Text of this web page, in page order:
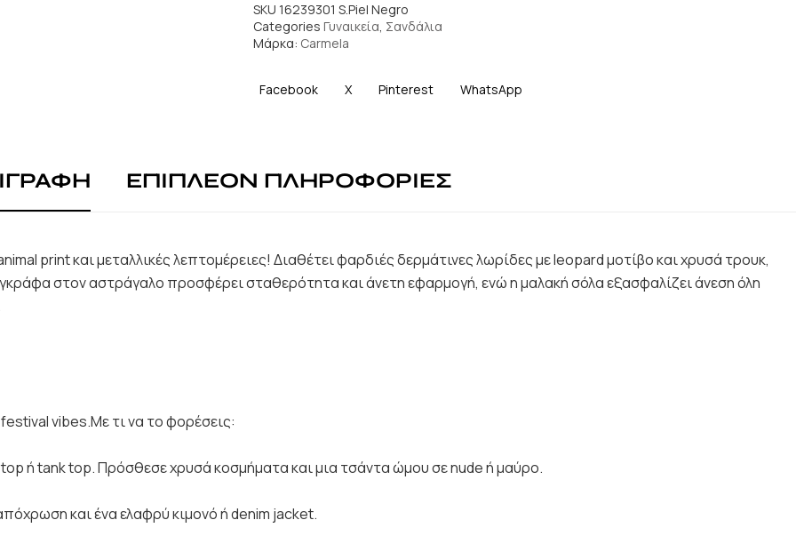
SKU 16239301 S.Piel Negro
Categories Γυναικεία, Σανδάλια
Μάρκα: Carmela
Facebook X Pinterest WhatsApp
ΕΠΙΠΛΕΟΝ ΠΛΗΡΟΦΟΡΙΕΣ
print και μεταλλικές λεπτομέρειες! Διαθέτει φαρδιές δερμάτινες λωρίδες με leopard μοτίβο και χρυσά τρουκ,
στον αστράγαλο προσφέρει σταθερότητα και άνετη εφαρμογή, ενώ η μαλακή σόλα εξασφαλίζει άνεση όλη
vibes.Με τι να το φορέσεις:
ή tank top. Πρόσθεσε χρυσά κοσμήματα και μια τσάντα ώμου σε nude ή μαύρο.
και ένα ελαφρύ κιμονό ή denim jacket.